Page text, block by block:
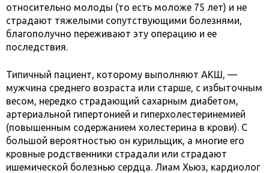
относительно молоды (то есть моложе 75 лет) и не
страдают тяжелыми сопутствующими болезнями,
благополучно переживают эту операцию и ее
последствия.
Типичный пациент, которому выполняют АКШ, —
мужчина среднего возраста или старше, с избыточным
весом, нередко страдающий сахарным диабетом,
артериальной гипертонией и гиперхолестеринемией
(повышенным содержанием холестерина в крови). С
большой вероятностью он курильщик, а многие его
кровные родственники страдали или страдают
ишемической болезнью сердца. Лиам Хьюз, кардиолог